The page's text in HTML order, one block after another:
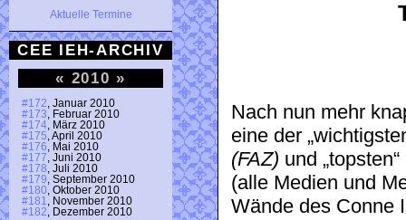
Aktuelle Termine
CEE IEH-ARCHIV
« 2010 »
#172 , Januar 2010
#173 , Februar 2010
#174 , März 2010
#175 , April 2010
#176 , Mai 2010
#177 , Juni 2010
#178 , Juli 2010
#179 , September 2010
#180 , Oktober 2010
#181
, November 2010
#182 , Dezember 2010
Nach nun mehr
eine der
(FAZ) und „topsten“
(alle Medien und
Wände des Conne